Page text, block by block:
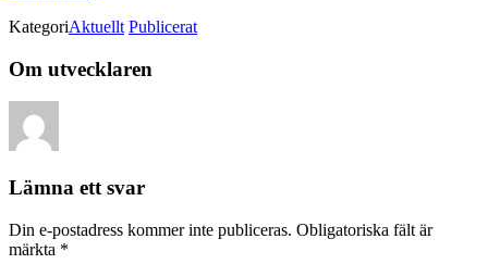
KategoriAktuellt Publicerat
Om utvecklaren
Lämna ett svar
Din e-postadress kommer inte publiceras. Obligatoriska fält är
märkta *